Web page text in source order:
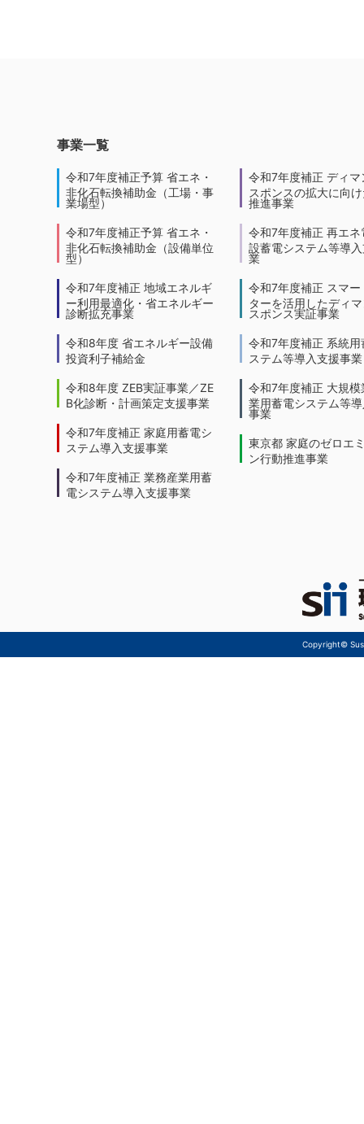
事業一覧
令和7年度補正予算 省エネ・
非化石転換補助金（工場・事
業場型）
令和7年度補正予算 省エネ・
非化石転換補助金（設備単位
型）
令和7年度補正 地域エネルギ
ー利用最適化・省エネルギー
診断拡充事業
令和8年度 省エネルギー設備
投資利子補給金
令和8年度 ZEB実証事業／ZE
B化診断・計画策定支援事業
令和7年度補正 家庭用蓄電シ
ステム導入支援事業
令和7年度補正 業務産業用蓄
電システム導入支援事業
令和7年度補正 ディマ
スポンスの拡大に向
推進事業
令和7年度補正 再エネ
設蓄電システム等導
業
令和7年度補正 スマー
ターを活用したディ
スポンス実証事業
令和7年度補正 系統用
ステム等導入支援事業
令和7年度補正 大規模
業用蓄電システム等
事業
東京都 家庭のゼロエ
ン行動推進事業
Copyright©